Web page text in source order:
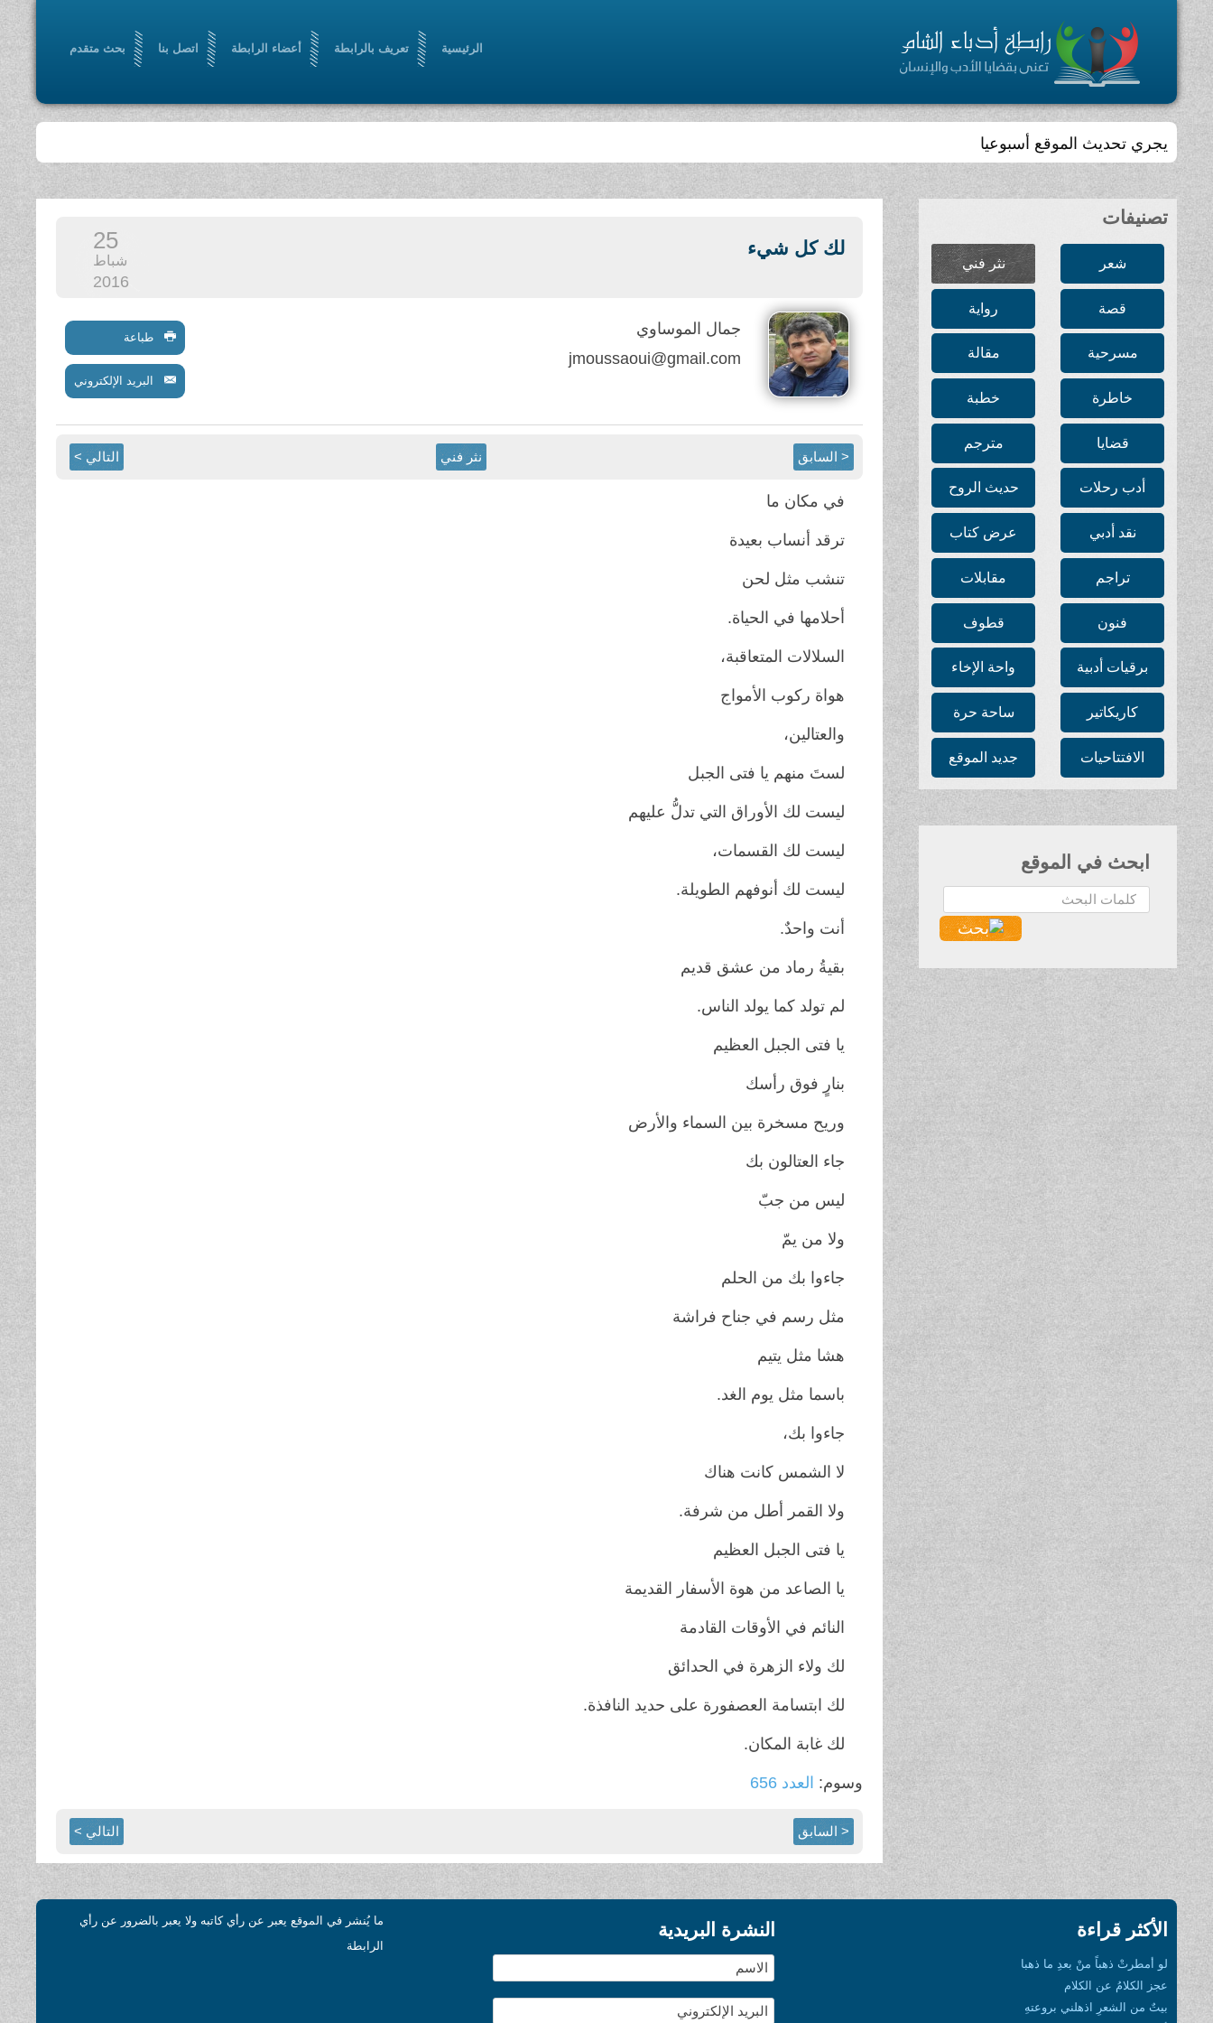
الرئيسية تعريف بالرابطة أعضاء الرابطة اتصل بنا بحث متقدم
يجري تحديث الموقع أسبوعيا
تصنيفات
شعر نثر فني
قصة رواية
مسرحية مقالة
خاطرة خطبة
قضايا مترجم
أدب رحلات حديث الروح
نقد أدبي عرض كتاب
تراجم مقابلات
فنون قطوف
برقيات أدبية واحة الإخاء
كاريكاتير ساحة حرة
الافتتاحيات جديد الموقع
ابحث في الموقع
البحث...
لك كل شيء 25
شباط
2016
جمال الموساوي
jmoussaoui@gmail.com
طباعة
البريد الإلكتروني
< السابق نثر فني التالي >
في مكان ما
ترقد أنساب بعيدة
تنشب مثل لحن
أحلامها في الحياة.
السلالات المتعاقبة،
هواة ركوب الأمواج
والعتالين،
لستَ منهم يا فتى الجبل
ليست لك الأوراق التي تدلُّ عليهم
ليست لك القسمات،
ليست لك أنوفهم الطويلة.
أنت واحدٌ.
بقيةُ رماد من عشق قديم
لم تولد كما يولد الناس.
يا فتى الجبل العظيم
بنارٍ فوق رأسك
وريح مسخرة بين السماء والأرض
جاء العتالون بك
ليس من جبّ
ولا من يمّ
جاءوا بك من الحلم
مثل رسم في جناح فراشة
هشا مثل يتيم
باسما مثل يوم الغد.
جاءوا بك،
لا الشمس كانت هناك
ولا القمر أطل من شرفة.
يا فتى الجبل العظيم
يا الصاعد من هوة الأسفار القديمة
النائم في الأوقات القادمة
لك ولاء الزهرة في الحدائق
لك ابتسامة العصفورة على حديد النافذة.
لك غابة المكان.
وسوم: العدد 656
< السابق التالي >
الأكثر قراءة
لو أمطرتْ ذهباً منْ بعدِ ما ذهبا
عجز الكلامُ عن الكلام
بيتٌ من الشعرِ اذهلني بروعتهِ
النشرة البريدية
ما يُنشر في الموقع يعبر عن رأي كاتبه ولا يعبر بالضرور عن رأي
الرابطة